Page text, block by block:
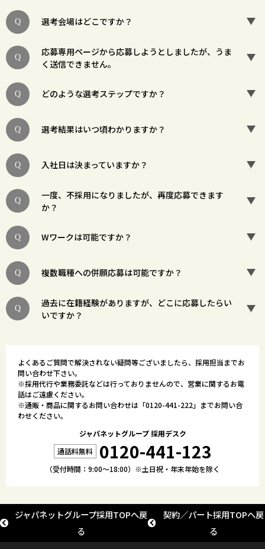
選考会場はどこですか？
応募専用ページから応募しようとしましたが、うま
く送信できません。
どのような選考ステップですか？
選考結果はいつ頃わかりますか？
入社日は決まっていますか？
一度、不採用になりましたが、再度応募できます
か？
Wワークは可能ですか？
複数職種への併願応募は可能ですか？
過去に在籍経験がありますが、どこに応募したらい
いですか？
よくあるご質問で解決されない疑問等ございましたら、採用担当までお
問い合わせ下さい。
※採用代行や業務委託などは行っておりませんので、営業に関するお電
話はご遠慮ください。
※通販・商品に関するお問い合わせは「0120-441-222」までお問い合
わせください。
ジャパネットグループ 採用デスク
0120-441-123
（受付時間：9:00～18:00）※土日祝・年末年始を除く
ジャパネットグループ採用TOPへ戻
る
契約／パート採用TOPへ戻
る